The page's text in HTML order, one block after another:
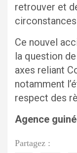
retrouver et
Ce nouvel
la question
axes reliant
notamment
respect des
Agence
Partagez :